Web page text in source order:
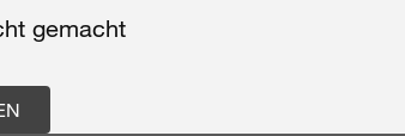
gemacht